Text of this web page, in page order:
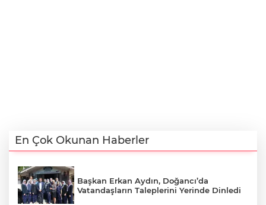
En Çok Okunan Haberler
Başkan Erkan Aydın, Doğancı’da
Vatandaşların Taleplerini Yerinde Dinledi